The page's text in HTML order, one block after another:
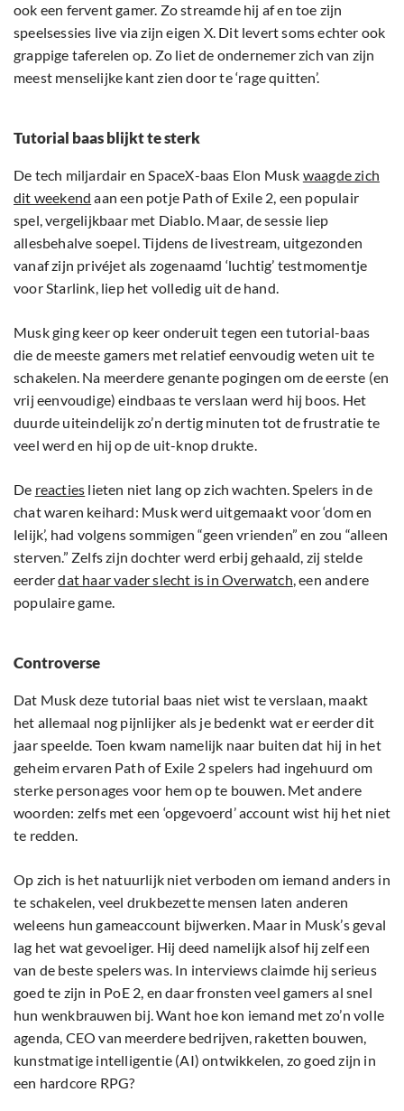
ook een fervent gamer. Zo streamde hij af en toe zijn
speelsessies live via zijn eigen X. Dit levert soms echter ook
grappige taferelen op. Zo liet de ondernemer zich van zijn
meest menselijke kant zien door te ‘rage quitten’.
Tutorial baas blijkt te sterk
De tech miljardair en SpaceX-baas Elon Musk waagde zich
dit weekend aan een potje Path of Exile 2, een populair
spel, vergelijkbaar met Diablo. Maar, de sessie liep
allesbehalve soepel. Tijdens de livestream, uitgezonden
vanaf zijn privéjet als zogenaamd ‘luchtig’ testmomentje
voor Starlink, liep het volledig uit de hand.
Musk ging keer op keer onderuit tegen een tutorial-baas
die de meeste gamers met relatief eenvoudig weten uit te
schakelen. Na meerdere genante pogingen om de eerste (en
vrij eenvoudige) eindbaas te verslaan werd hij boos. Het
duurde uiteindelijk zo’n dertig minuten tot de frustratie te
veel werd en hij op de uit-knop drukte.
De reacties lieten niet lang op zich wachten. Spelers in de
chat waren keihard: Musk werd uitgemaakt voor ‘dom en
lelijk’, had volgens sommigen “geen vrienden” en zou “alleen
sterven.” Zelfs zijn dochter werd erbij gehaald, zij stelde
eerderdat haar vader slecht is in Overwatch, een andere
populaire game.
Controverse
Dat Musk deze tutorial baas niet wist te verslaan, maakt
het allemaal nog pijnlijker als je bedenkt wat er eerder dit
jaar speelde. Toen kwam namelijk naar buiten dat hij in het
geheim ervaren Path of Exile 2 spelers had ingehuurd om
sterke personages voor hem op te bouwen. Met andere
woorden: zelfs met een ‘opgevoerd’ account wist hij het niet
te redden.
Op zich is het natuurlijk niet verboden om iemand anders in
te schakelen, veel drukbezette mensen laten anderen
weleens hun gameaccount bijwerken. Maar in Musk’s geval
lag het wat gevoeliger. Hij deed namelijk alsof hij zelf een
van de beste spelers was. In interviews claimde hij serieus
goed te zijn in PoE 2, en daar fronsten veel gamers al snel
hun wenkbrauwen bij. Want hoe kon iemand met zo’n volle
agenda, CEO van meerdere bedrijven, raketten bouwen,
kunstmatige intelligentie (AI) ontwikkelen, zo goed zijn in
een hardcore RPG?